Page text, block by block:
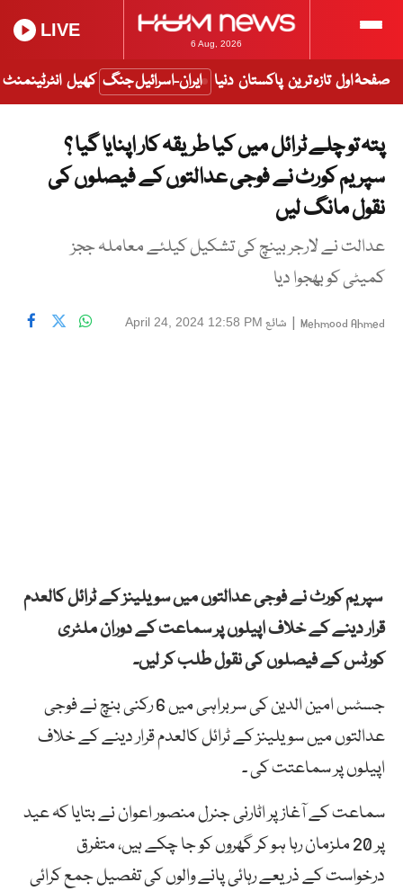
6 Aug, 2026
LIVE
صفحۂ اول تازہ ترین پاکستان دنیا ایران-اسرائیل جنگ کھیل انٹرٹینمنٹ
پتہ تو چلے ٹرائل میں کیا طریقہ کار اپنایا گیا ؟
سپریم کورٹ نے فوجی عدالتوں کے فیصلوں کی
نقول مانگ لیں
عدالت نے لارجر بینچ کی تشکیل کیلئے معاملہ ججز
کمیٹی کو بھجوا دیا
Mehmood Ahmed
| شائع April 24, 2024 12:58 PM
سپریم کورٹ نے فوجی عدالتوں میں سویلینز کے ٹرائل کالعدم
قرار دینے کے خلاف اپیلوں پر سماعت کے دوران ملٹری
کورٹس کے فیصلوں کی نقول طلب کر لیں۔
جسٹس امین الدین کی سربراہی میں 6 رکنی بنچ نے فوجی
عدالتوں میں سویلینز کے ٹرائل کالعدم قرار دینے کے خلاف
اپیلوں پر سماعتت کی ۔
سماعت کے آغاز پر اٹارنی جنرل منصور اعوان نے بتایا کہ عید
پر 20 ملزمان رہا ہو کر گھروں کو جا چکے ہیں، متفرق
درخواست کے ذریعے رہائی پانے والوں کی تفصیل جمع کرائی